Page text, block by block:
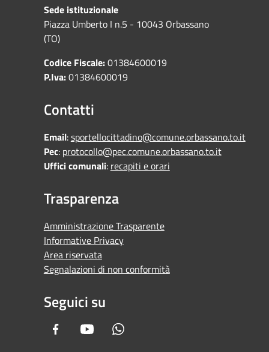
Sede istituzionale
Piazza Umberto I n.5 - 10043 Orbassano
(TO)
Codice Fiscale:01384600019
P.Iva:01384600019
Contatti
Email:sportellocittadino@comune.orbassano.to.it
Pec: protocollo@pec.comune.orbassano.to.it
Uffici comunali: recapiti e orari
Trasparenza
Amministrazione Trasparente
Informative Privacy
Area riservata
Segnalazioni di non conformità
Seguici su
FacebookYoutube